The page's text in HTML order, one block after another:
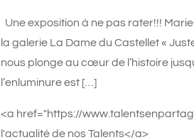
Une exposition à ne pas rater!!!
la galerie La Dame du Castellet «
nous plonge au cœur de l’histoire
l’enluminure est […]
<a href="https://
l'actualité de nos Talents</a>